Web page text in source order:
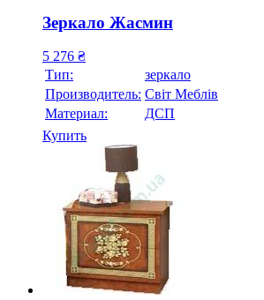
Зеркало Жасмин
5 276 ₴
Тип:
зеркало
Производитель: Свiт Меблiв
Материал:
ДСП
Купить